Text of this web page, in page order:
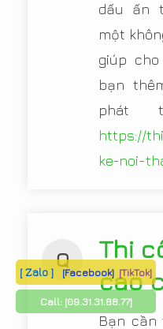
dấu ấn
một
giúp
bạn
phát
https://
ke-noi-
Q
Thi
cao
Bạn
[ Zalo ] [Facebook] [TikTok]
Call: [09.31.31.88.77]